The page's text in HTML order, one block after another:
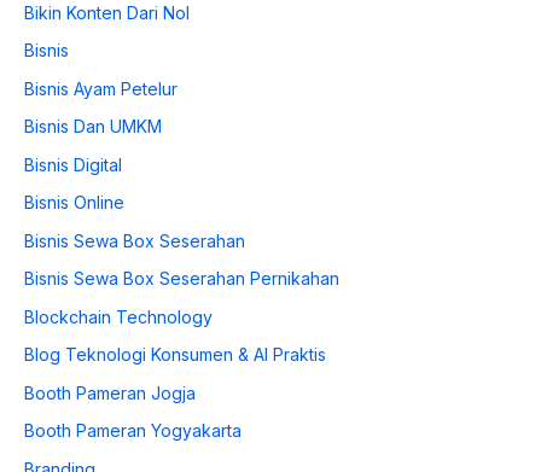
Bikin Konten Dari Nol
Bisnis
Bisnis Ayam Petelur
Bisnis Dan UMKM
Bisnis Digital
Bisnis Online
Bisnis Sewa Box Seserahan
Bisnis Sewa Box Seserahan Pernikahan
Blockchain Technology
Blog Teknologi Konsumen & AI Praktis
Booth Pameran Jogja
Booth Pameran Yogyakarta